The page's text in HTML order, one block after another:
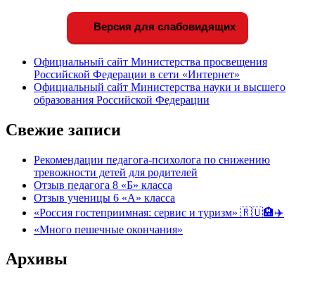
Версия для слабовидящих
Официальный сайт Министерства просвещения
Российской Федерации в сети «Интернет»
Официальный сайт Министерства науки и высшего
образования Российской Федерации
Свежие записи
Рекомендации педагога-психолога по снижению
тревожности детей для родителей
Отзыв педагога 8 «Б» класса
Отзыв ученицы 6 «А» класса
«Россия гостеприимная: сервис и туризм» 🇷🇺🏨✈️
«Много пешечные окончания»
Архивы